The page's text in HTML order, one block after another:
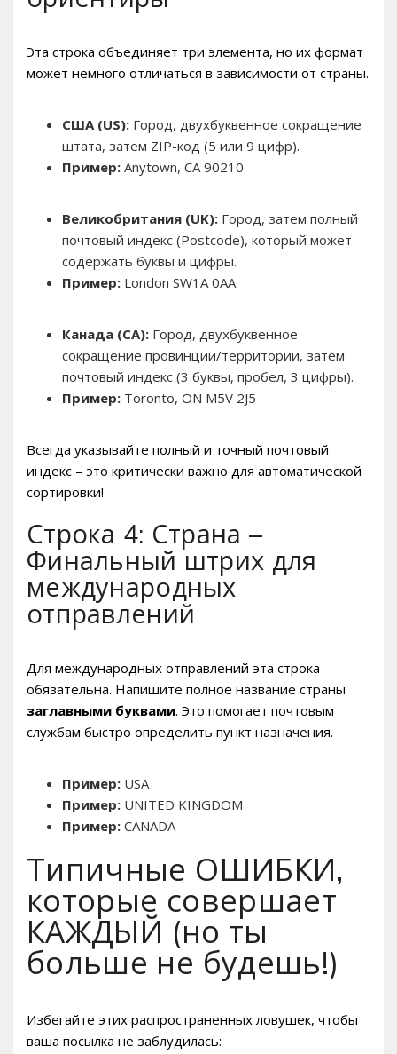
Эта строка объединяет три элемента, но их формат
может немного отличаться в зависимости от страны.
США (US): Город, двухбуквенное сокращение
штата, затем ZIP-код (5 или 9 цифр).
Пример: Anytown, CA 90210
Великобритания (UK): Город, затем полный
почтовый индекс (Postcode), который может
содержать буквы и цифры.
Пример: London SW1A 0AA
Канада (CA): Город, двухбуквенное
сокращение провинции/территории, затем
почтовый индекс (3 буквы, пробел, 3 цифры).
Пример: Toronto, ON M5V 2J5
Всегда указывайте полный и точный почтовый
индекс – это критически важно для автоматической
сортировки!
Строка 4: Страна –
Финальный штрих для
международных
отправлений
Для международных отправлений эта строка
обязательна. Напишите полное название страны
заглавными буквами. Это помогает почтовым
службам быстро определить пункт назначения.
Пример: USA
Пример: UNITED KINGDOM
Пример: CANADA
Типичные ОШИБКИ,
которые совершает
КАЖДЫЙ (но ты
больше не будешь!)
Избегайте этих распространенных ловушек, чтобы
ваша посылка не заблудилась: